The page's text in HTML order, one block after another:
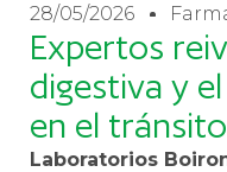
28/05/2026
Expertos
digestiva y
en el
Laboratorios